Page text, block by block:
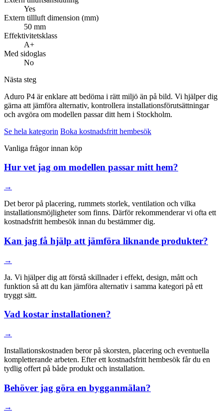
Yes
Extern tillluft dimension (mm)
50 mm
Effektivitetsklass
A+
Med sidoglas
No
Nästa steg
Aduro P4 är enklare att bedöma i rätt miljö än på bild. Vi hjälper dig
gärna att jämföra alternativ, kontrollera installationsförutsättningar
och avgöra om modellen passar ditt hem i Stockholm.
Se hela kategorin Boka kostnadsfritt hembesök
Vanliga frågor innan köp
Hur vet jag om modellen passar mitt hem?
→
Det beror på placering, rummets storlek, ventilation och vilka
installationsmöjligheter som finns. Därför rekommenderar vi ofta ett
kostnadsfritt hembesök innan du bestämmer dig.
Kan jag få hjälp att jämföra liknande produkter?
→
Ja. Vi hjälper dig att förstå skillnader i effekt, design, mått och
funktion så att du kan jämföra alternativ i samma kategori på ett
tryggt sätt.
Vad kostar installationen?
→
Installationskostnaden beror på skorsten, placering och eventuella
kompletterande arbeten. Efter ett kostnadsfritt hembesök får du en
tydlig offert på både produkt och installation.
Behöver jag göra en bygganmälan?
→